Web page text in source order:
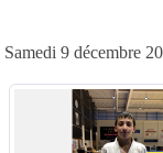
Samedi 9 décembre